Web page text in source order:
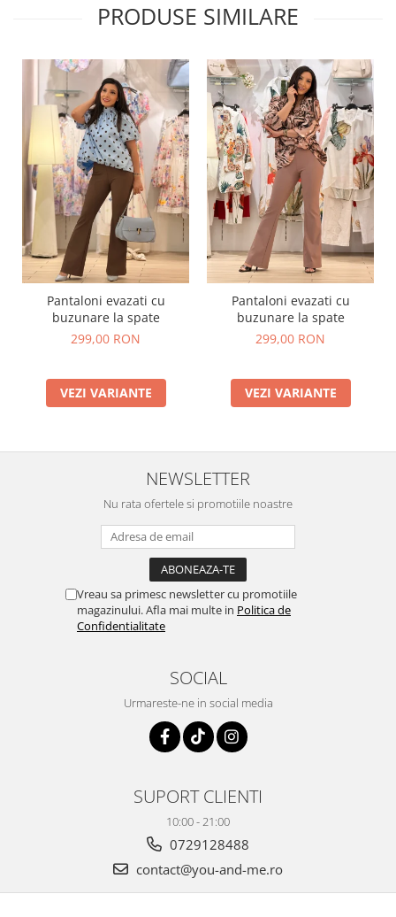
PRODUSE SIMILARE
Pantaloni evazati cu
buzunare la spate
299,00 RON
VEZI VARIANTE
Pantaloni evazati cu
buzunare la spate
299,00 RON
VEZI VARIANTE
NEWSLETTER
Nu rata ofertele si promotiile noastre
Vreau sa primesc newsletter cu promotiile
magazinului. Afla mai multe in Politica de
Confidentialitate
SOCIAL
Urmareste-ne in social media
SUPORT CLIENTI
10:00 - 21:00
0729128488
contact@you-and-me.ro